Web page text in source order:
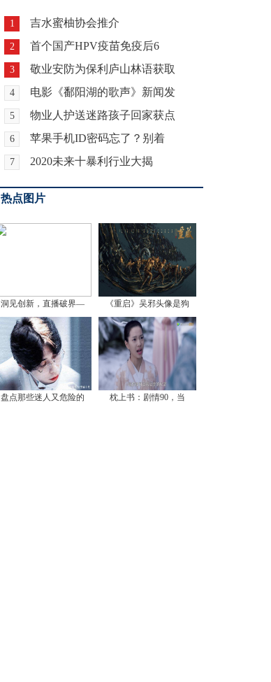
1 吉水蜜柚协会推介
2 首个国产HPV疫苗免疫后6
3 敬业安防为保利庐山林语获取
4 电影《鄱阳湖的歌声》新闻发
5 物业人护送迷路孩子回家获点
6 苹果手机ID密码忘了？别着
7 2020未来十暴利行业大揭
热点图片
洞见创新，直播破界— 《重启》吴邪头像是狗
盘点那些迷人又危险的 枕上书：剧情90，当